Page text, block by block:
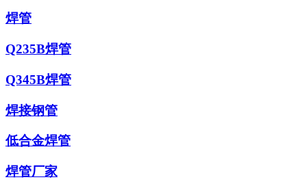
焊管
Q235B焊管
Q345B焊管
焊接钢管
低合金焊管
焊管厂家